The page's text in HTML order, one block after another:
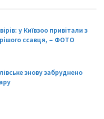
у Київзоо привітали з
ссавця, – ФОТО
знову забруднено